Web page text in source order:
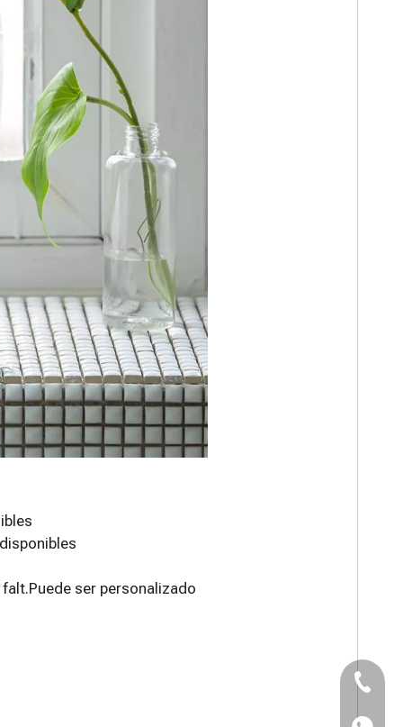
ser personalizado
TEL：